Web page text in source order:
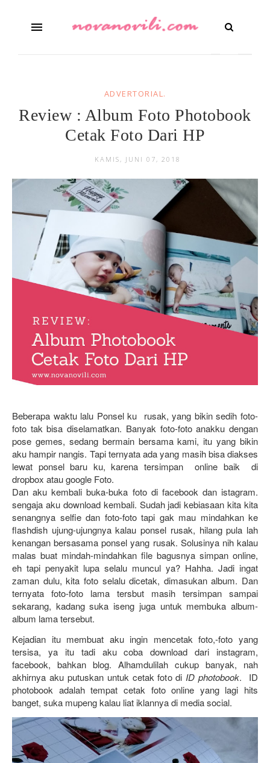
ADVERTORIAL.
Review : Album Foto Photobook
Cetak Foto Dari HP
KAMIS, JUNI 07, 2018
Beberapa waktu lalu Ponsel ku  rusak, yang bikin sedih foto-
foto tak bisa diselamatkan. Banyak foto-foto anakku dengan
pose gemes, sedang bermain bersama kami, itu yang bikin
aku hampir nangis. Tapi ternyata ada yang masih bisa diakses
lewat ponsel baru ku, karena tersimpan  online baik  di
dropbox atau google Foto.
Dan aku kembali buka-buka foto di facebook dan istagram.
sengaja aku download kembali. Sudah jadi kebiasaan kita kita
senangnya selfie dan foto-foto tapi gak mau mindahkan ke
flashdish ujung-ujungnya kalau ponsel rusak, hilang pula lah
kenangan bersasama ponsel yang rusak. Solusinya nih kalau
malas buat mindah-mindahkan file bagusnya simpan online,
eh tapi penyakit lupa selalu muncul ya? Hahha. Jadi ingat
zaman dulu, kita foto selalu dicetak, dimasukan album. Dan
ternyata foto-foto lama tersbut masih tersimpan sampai
sekarang, kadang suka iseng juga untuk membuka album-
album lama tersebut.
Kejadian itu membuat aku ingin mencetak foto,-foto yang
tersisa, ya itu tadi aku coba download dari instagram,
facebook, bahkan blog. Alhamdulilah cukup banyak, nah
akhirnya aku putuskan untuk cetak foto di ID photobook.  ID
photobook adalah tempat cetak foto online yang lagi hits
banget, suka mupeng kalau liat iklannya di media social.